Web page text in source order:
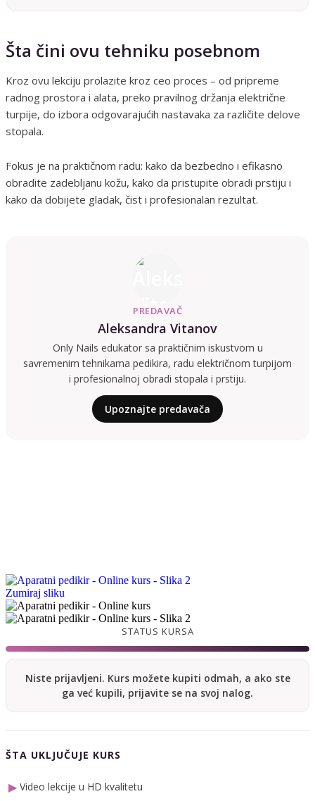
Šta čini ovu tehniku posebnom
Kroz ovu lekciju prolazite kroz ceo proces – od pripreme
radnog prostora i alata, preko pravilnog držanja električne
turpije, do izbora odgovarajućih nastavaka za različite delove
stopala.
Fokus je na praktičnom radu: kako da bezbedno i efikasno
obradite zadebljanu kožu, kako da pristupite obradi prstiju i
kako da dobijete gladak, čist i profesionalan rezultat.
PREDAVAČ
Aleksandra Vitanov
Only Nails edukator sa praktičnim iskustvom u
savremenim tehnikama pedikira, radu električnom turpijom
i profesionalnoj obradi stopala i prstiju.
Upoznajte predavača
Zumiraj sliku
STATUS KURSA
Niste prijavljeni. Kurs možete kupiti odmah, a ako ste
ga već kupili, prijavite se na svoj nalog.
ŠTA UKLJUČUJE KURS
▶ Video lekcije u HD kvalitetu